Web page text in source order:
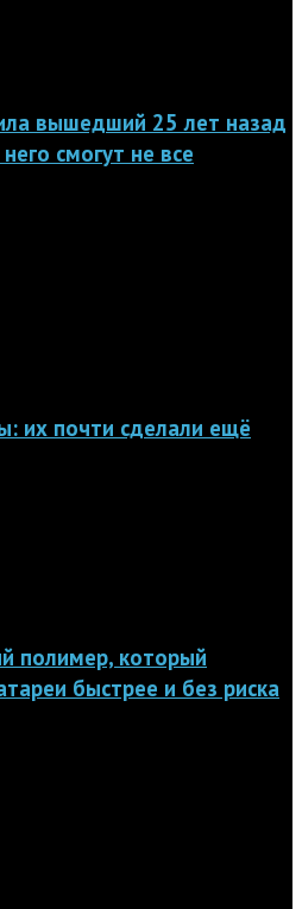
вышедший 25 лет назад
смогут не все
их почти сделали ещё
полимер, который
быстрее и без риска